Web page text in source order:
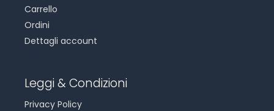
Carrello
Ordini
Dettagli account
Leggi & Condizioni
Privacy Policy